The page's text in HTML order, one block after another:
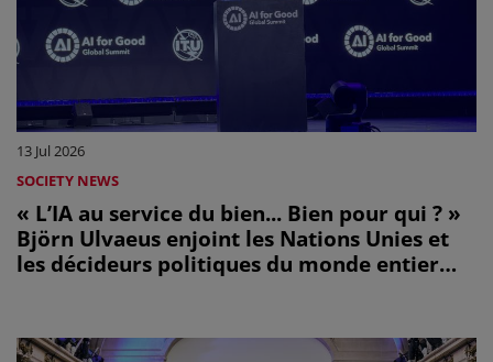
13 Jul 2026
SOCIETY NEWS
« L’IA au service du bien... Bien pour qui ? »
Björn Ulvaeus enjoint les Nations Unies et
les décideurs politiques du monde entier
revenus de l’IA